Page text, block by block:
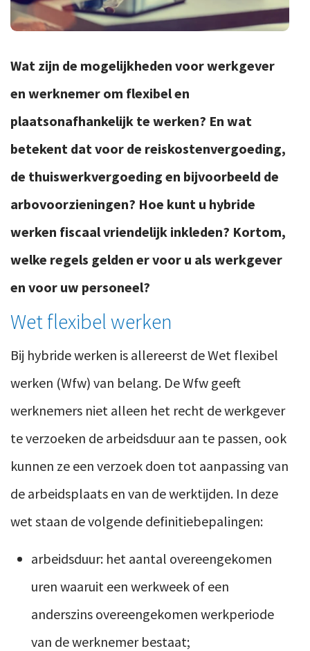
Service & Support
Inloggen
Privézaken en ambitie
Wat zijn de mogelijkheden voor werkgever
en werknemer om flexibel en
plaatsonafhankelijk te werken? En wat
betekent dat voor de reiskostenvergoeding,
de thuiswerkvergoeding en bijvoorbeeld de
arbovoorzieningen? Hoe kunt u hybride
werken fiscaal vriendelijk inkleden? Kortom,
welke regels gelden er voor u als werkgever
en voor uw personeel?
Wet flexibel werken
Bij hybride werken is allereerst de Wet flexibel
werken (Wfw) van belang. De Wfw geeft
werknemers niet alleen het recht de werkgever
te verzoeken de arbeidsduur aan te passen, ook
kunnen ze een verzoek doen tot aanpassing van
de arbeidsplaats en van de werktijden. In deze
wet staan de volgende definitiebepalingen:
arbeidsduur: het aantal overeengekomen
uren waaruit een werkweek of een
anderszins overeengekomen werkperiode
van de werknemer bestaat;